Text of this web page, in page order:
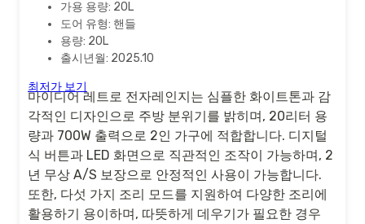
가용 용량: 20L
도어 유형: 핸들
용량: 20L
출시년월: 2025.10
최저가 보기
마이디어 레트로 전자레인지는 심플한 화이트톤과 감
각적인 디자인으로 주방 분위기를 밝히며, 20리터 용
량과 700W 출력으로 2인 가구에 적합합니다. 디지털
식 버튼과 LED 화면으로 직관적인 조작이 가능하며, 2
년 무상 A/S 보장으로 안정적인 사용이 가능합니다.
또한, 다섯 가지 조리 모드를 지원하여 다양한 조리에
활용하기 용이하며, 따뜻하게 데우기가 필요한 경우